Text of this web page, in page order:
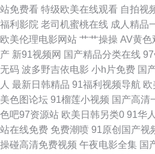
天堂资源 草草激情网 国厂黄色 美女福利影
超碰 日韩免费新片网 东方成人AV综合 黑
文在线资源 91喷水后入 91夜间福利 AV伦
直播 污视频观看 91大神琪琪 超碰天天插
伊人黄色视频 AV熟女闻 国产91在线播放
站免费看 特级欧美在线观看 自拍视
福利影院 老司机蜜桃在线 成人精品
欧美伦理电影网站 艹艹操操 AV黄色
产 新91视频网 国产精品分类在线
无码 波多野吉依电影 小h片免费 国
人 最新日韩精品 91福利视频导航 欧
美色图论坛 91榴莲小视频 国产高清
色吧97资源站 欧美日韩另类0 91华人
站在线免费 免费潮喷 91原创国产视
操碰高清免费视频 午夜电影全集 国